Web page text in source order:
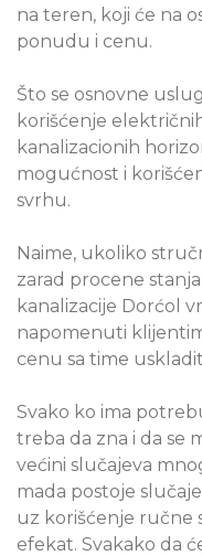
na teren, koji će na
ponudu i cenu.
Što se osnovne
korišćenje
kanalizacionih
mogućnost i
svrhu.
Naime, ukoliko
zarad procene
kanalizacije Dorćol
napomenuti
cenu sa time
Svako ko ima
treba da zna i da se
većini slučajeva
mada postoje
uz korišćenje ručne
efekat. Svakako da